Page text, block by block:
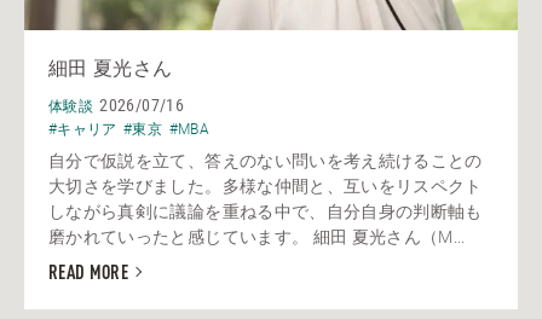
細田 夏光さん
体験談 2026/07/16
#キャリア #東京 #MBA
自分で仮説を立て、答えのない問いを考え続けることの
大切さを学びました。多様な仲間と、互いをリスペクト
しながら真剣に議論を重ねる中で、自分自身の判断軸も
磨かれていったと感じています。 細田 夏光さん（M...
READ MORE